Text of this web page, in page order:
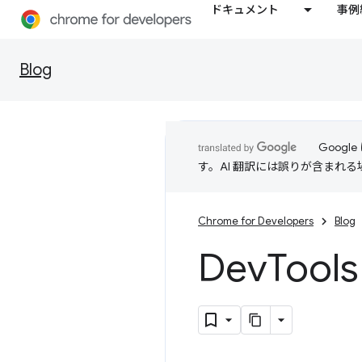
ドキュメント 事
Blog
Google
す。AI 翻訳には誤りが含まれる
Chrome for Developers Blog
Dev